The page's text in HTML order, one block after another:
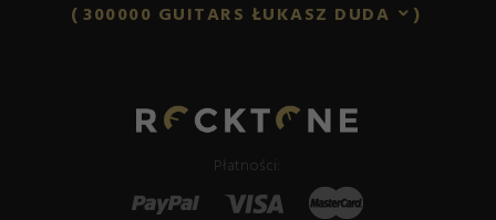
300000 GUITARS ŁUKASZ DUDA
Płatności: